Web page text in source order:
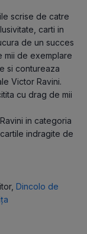
scrise de catre
carti in
de un succes
mii de exemplare
si contureaza
Victor Ravini.
cu drag de mii
in categoria
indragite de
, Dincolo de